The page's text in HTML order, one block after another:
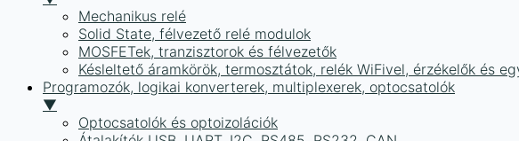
Mechanikus relé
Solid State, félvezető relé modulok
MOSFETek, tranzisztorok és félvezetők
Késleltető áramkörök, termosztátok, relék WiFivel, érzékelők és
Programozók, logikai konverterek, multiplexerek, optocsatolók
▼
Optocsatolók és optoizolációk